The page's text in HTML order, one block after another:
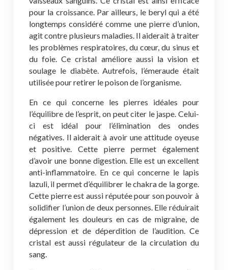
pour la croissance. Par ailleurs, le beryl qui a été
longtemps considéré comme une pierre d’union,
agit contre plusieurs maladies. Il aiderait à traiter
les problèmes respiratoires, du cœur, du sinus et
du foie. Ce cristal améliore aussi la vision et
soulage le diabète. Autrefois, l’émeraude était
utilisée pour retirer le poison de l’organisme.
En ce qui concerne les pierres idéales pour
l’équilibre de l’esprit, on peut citer le jaspe. Celui-
ci est idéal pour l’élimination des ondes
négatives. Il aiderait à avoir une attitude oyeuse
et positive. Cette pierre permet également
d’avoir une bonne digestion. Elle est un excellent
anti-inflammatoire. En ce qui concerne le lapis
lazuli, il permet d’équilibrer le chakra de la gorge.
Cette pierre est aussi réputée pour son pouvoir à
solidifier l’union de deux personnes. Elle réduirait
également les douleurs en cas de migraine, de
dépression et de déperdition de l’audition. Ce
cristal est aussi régulateur de la circulation du
sang.